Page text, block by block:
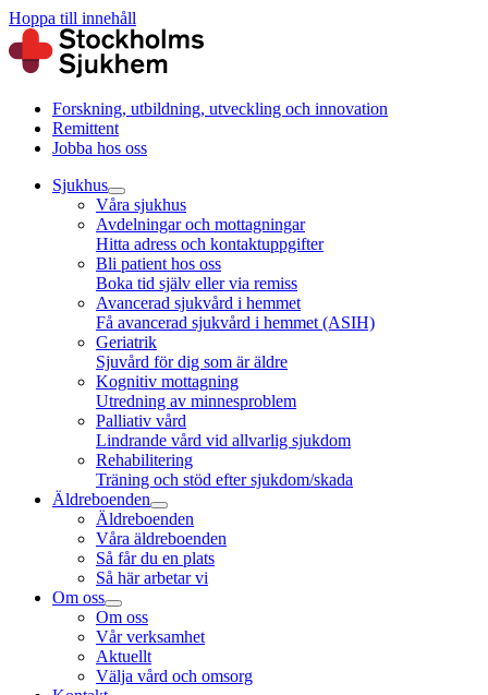
Hoppa till innehåll
Forskning, utbildning, utveckling och innovation
Remittent
Jobba hos oss
Sjukhus
Våra sjukhus
Avdelningar och mottagningar
Hitta adress och kontaktuppgifter
Bli patient hos oss
Boka tid själv eller via remiss
Avancerad sjukvård i hemmet
Få avancerad sjukvård i hemmet (ASIH)
Geriatrik
Sjuvård för dig som är äldre
Kognitiv mottagning
Utredning av minnesproblem
Palliativ vård
Lindrande vård vid allvarlig sjukdom
Rehabilitering
Träning och stöd efter sjukdom/skada
Äldreboenden
Äldreboenden
Våra äldreboenden
Så får du en plats
Så här arbetar vi
Om oss
Om oss
Vår verksamhet
Aktuellt
Välja vård och omsorg